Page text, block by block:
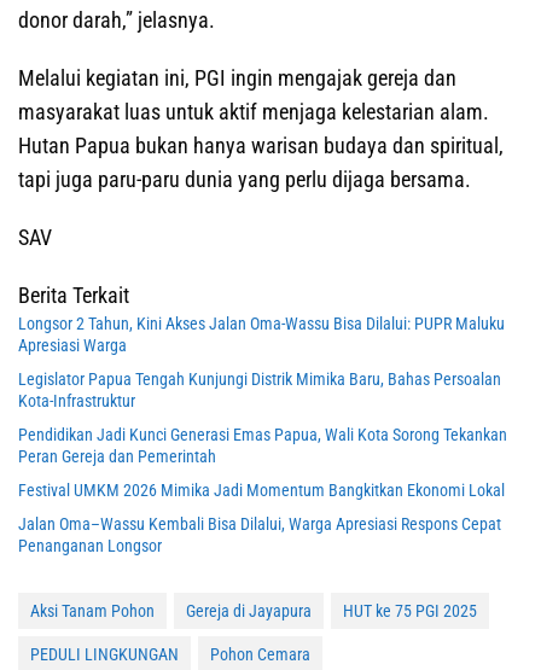
donor darah,” jelasnya.
Melalui kegiatan ini, PGI ingin mengajak gereja dan
masyarakat luas untuk aktif menjaga kelestarian alam.
Hutan Papua bukan hanya warisan budaya dan spiritual,
tapi juga paru-paru dunia yang perlu dijaga bersama.
SAV
Berita Terkait
Longsor 2 Tahun, Kini Akses Jalan Oma-Wassu Bisa Dilalui: PUPR Maluku
Apresiasi Warga
Legislator Papua Tengah Kunjungi Distrik Mimika Baru, Bahas Persoalan
Kota-Infrastruktur
Pendidikan Jadi Kunci Generasi Emas Papua, Wali Kota Sorong Tekankan
Peran Gereja dan Pemerintah
Festival UMKM 2026 Mimika Jadi Momentum Bangkitkan Ekonomi Lokal
Jalan Oma–Wassu Kembali Bisa Dilalui, Warga Apresiasi Respons Cepat
Penanganan Longsor
Aksi Tanam Pohon Gereja di Jayapura HUT ke 75 PGI 2025
PEDULI LINGKUNGAN Pohon Cemara